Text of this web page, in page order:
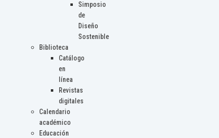
Simposio
de
Diseño
Sostenible
Biblioteca
Catálogo
en
línea
Revistas
digitales
Calendario
académico
Educación